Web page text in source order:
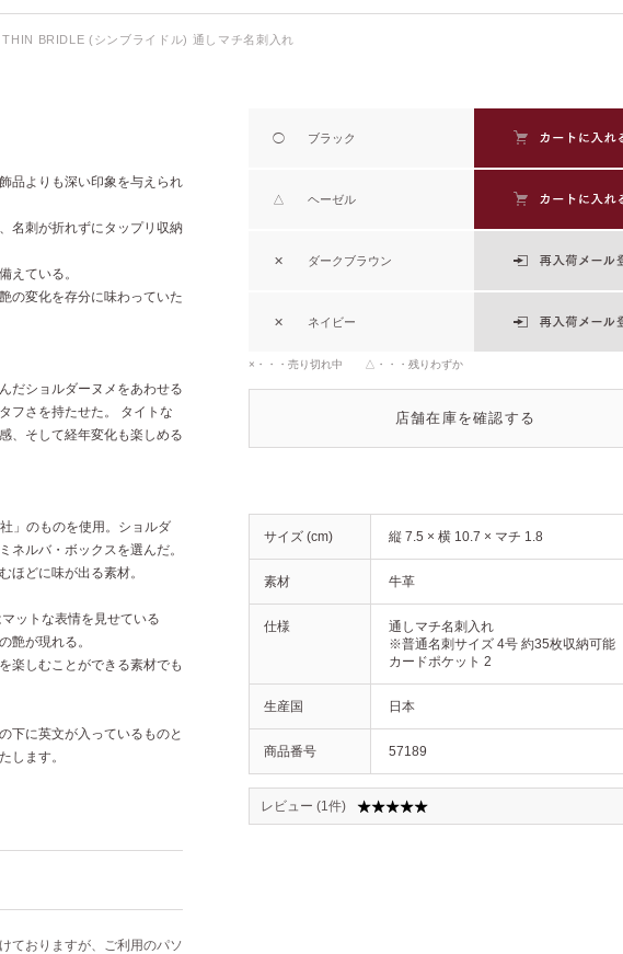
THIN BRIDLE (シンブライドル) 通しマチ名刺入れ
品よりも深い印象を与えられ
名刺が折れずにタップリ収納
えている。
の変化を存分に味わっていた
だショルダーヌメをあわせる
フさを持たせた。 タイトな
、そして経年変化も楽しめる
」のものを使用。ショルダ
ネルバ・ボックスを選んだ。
ほどに味が出る素材。
ットな表情を見せている
艶が現れる。
楽しむことができる素材でも
下に英文が入っているものと
します。
おりますが、ご利用のパソ
◯ ブラック
△ ヘーゼル
✕ ダークブラウン
✕ ネイビー
×・・・売り切れ中 △・・・残りわずか
店舗在庫を確認する
サイズ (cm) 縦 7.5 × 横 10.7 × マチ 1.8
素材 牛革
仕様
通しマチ名刺入れ
※普通名刺サイズ 4号 約35枚収納可能
カードポケット 2
生産国 日本
商品番号 57189
レビュー (1件)